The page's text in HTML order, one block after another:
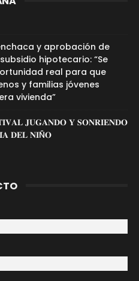
y aprobación de
hipotecario: “Se
real para que
y familias jóvenes
vivienda”
𝐉𝐔𝐆𝐀𝐍𝐃𝐎 𝐘 𝐒𝐎𝐍𝐑𝐈𝐄𝐍𝐃𝐎
𝐃𝐄𝐋 𝐍𝐈Ñ𝐎